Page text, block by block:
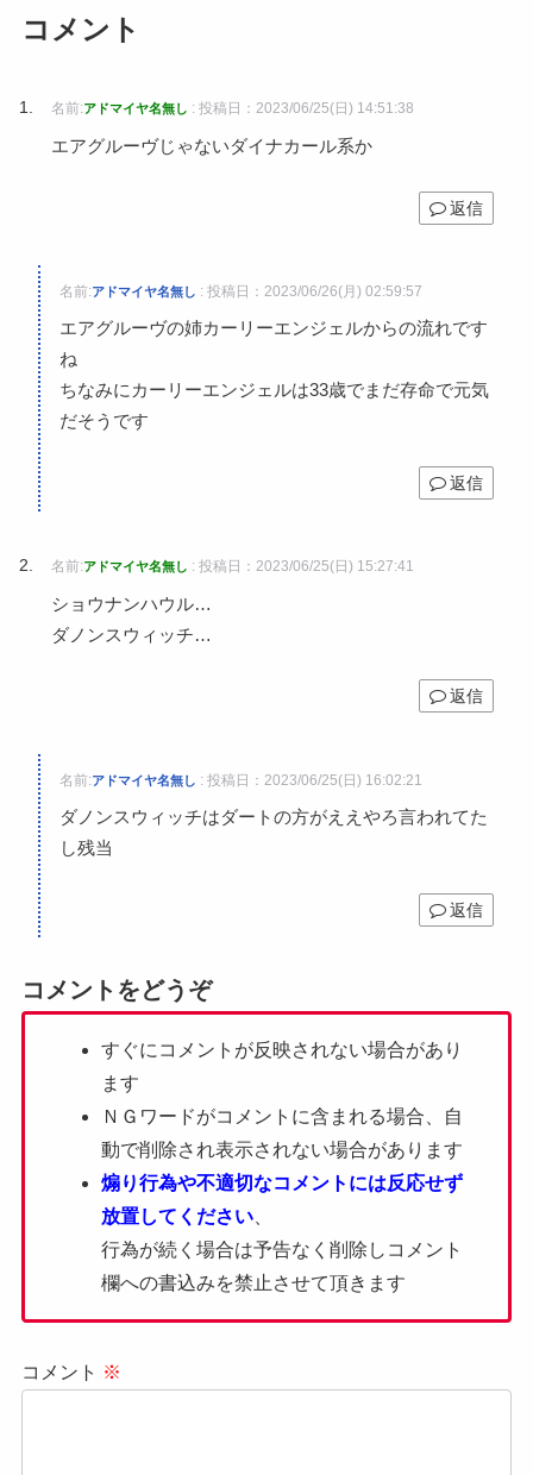
コメント
名前:アドマイヤ名無し : 投稿日：2023/06/25(日) 14:51:38
エアグルーヴじゃないダイナカール系か
返信
名前:アドマイヤ名無し : 投稿日：2023/06/26(月) 02:59:57
エアグルーヴの姉カーリーエンジェルからの流れです
ね
ちなみにカーリーエンジェルは33歳でまだ存命で元気
だそうです
返信
名前:アドマイヤ名無し : 投稿日：2023/06/25(日) 15:27:41
ショウナンハウル…
ダノンスウィッチ…
返信
名前:アドマイヤ名無し : 投稿日：2023/06/25(日) 16:02:21
ダノンスウィッチはダートの方がええやろ言われてた
し残当
返信
コメントをどうぞ
すぐにコメントが反映されない場合があり
ます
ＮＧワードがコメントに含まれる場合、自
動で削除され表示されない場合があります
煽り行為や不適切なコメントには反応せず
放置してください
行為が続く場合は予告なく削除しコメント
欄への書込みを禁止させて頂きます
コメント ※